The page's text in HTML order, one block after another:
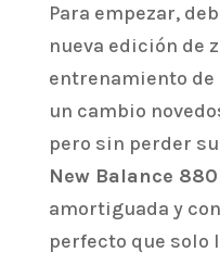
Para empezar,
nueva edición de
entrenamiento de
un cambio
pero sin perder
New Balance 880
amortiguada y
perfecto que solo